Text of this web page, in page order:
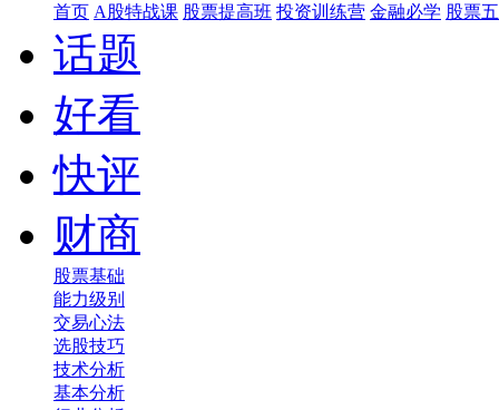
首页 A股特战课 股票提高班 投资训练营 金融必学 股票
话题
好看
快评
财商
股票基础
能力级别
交易心法
选股技巧
技术分析
基本分析